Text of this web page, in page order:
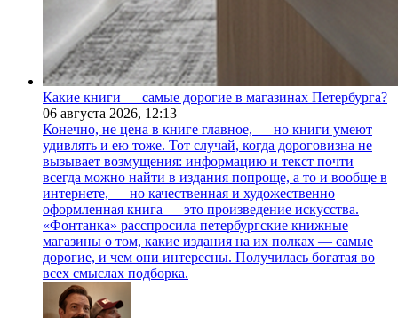
Какие книги — самые дорогие в магазинах Петербурга?
06 августа 2026, 12:13
Конечно, не цена в книге главное, — но книги умеют
удивлять и ею тоже. Тот случай, когда дороговизна не
вызывает возмущения: информацию и текст почти
всегда можно найти в издания попроще, а то и вообще в
интернете, — но качественная и художественно
оформленная книга — это произведение искусства.
«Фонтанка» расспросила петербургские книжные
магазины о том, какие издания на их полках — самые
дорогие, и чем они интересны. Получилась богатая во
всех смыслах подборка.